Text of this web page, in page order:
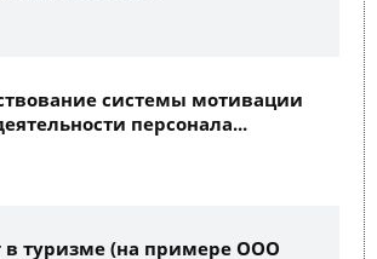
системы мотивации
персонала...
в туризме (на примере ООО